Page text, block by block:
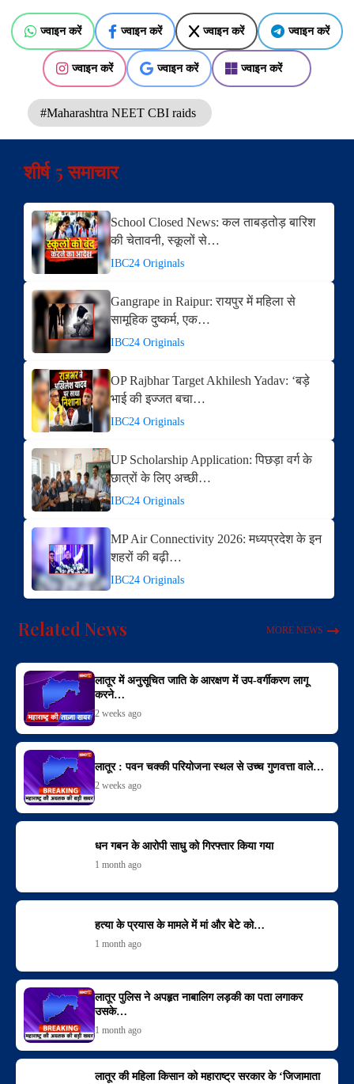
ज्वाइन करें ज्वाइन करें ज्वाइन करें ज्वाइन करें
ज्वाइन करें ज्वाइन करें ज्वाइन करें
#Maharashtra NEET CBI raids
शीर्ष 5 समाचार
School Closed News: कल ताबड़तोड़ बारिश
की चेतावनी, स्कूलों से…
IBC24 Originals
Gangrape in Raipur: रायपुर में महिला से
सामूहिक दुष्कर्म, एक…
IBC24 Originals
OP Rajbhar Target Akhilesh Yadav: ‘बड़े
भाई की इज्जत बचा…
IBC24 Originals
UP Scholarship Application: पिछड़ा वर्ग के
छात्रों के लिए अच्छी…
IBC24 Originals
MP Air Connectivity 2026: मध्यप्रदेश के इन
शहरों की बढ़ी…
IBC24 Originals
Related News MORE NEWS
लातूर में अनुसूचित जाति के आरक्षण में उप-वर्गीकरण लागू
करने…
2 weeks ago
लातूर : पवन चक्की परियोजना स्थल से उच्च गुणवत्ता वाले…
2 weeks ago
धन गबन के आरोपी साधु को गिरफ्तार किया गया
1 month ago
हत्या के प्रयास के मामले में मां और बेटे को…
1 month ago
लातूर पुलिस ने अपहृत नाबालिग लड़की का पता लगाकर
उसके…
1 month ago
लातूर की महिला किसान को महाराष्ट्र सरकार के ‘जिजामाता